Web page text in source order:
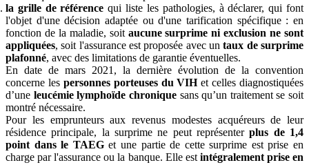
la grille de référence qui liste les pathologies, à déclarer, qui font
l'objet d'une décision adaptée ou d'une tarification spécifique : en
fonction de la maladie, soit aucune surprime ni exclusion ne sont
appliquées, soit l'assurance est proposée avec untaux de surprime
plafonné, avec des limitations de garantie éventuelles.
En date de mars 2021, la dernière évolution de la convention
concerne les personnes porteuses du VIHet celles diagnostiquées
d’une leucémie lymphoïde chroniquesans qu’un traitement se soit
montré nécessaire.
Pour les emprunteurs aux revenus modestes acquéreurs de leur
résidence principale, la surprime ne peut représenterplus de 1,4
point dans le TAEGet une partie de cette surprime est prise en
charge par l'assurance ou la banque. Elle est intégralement prise en